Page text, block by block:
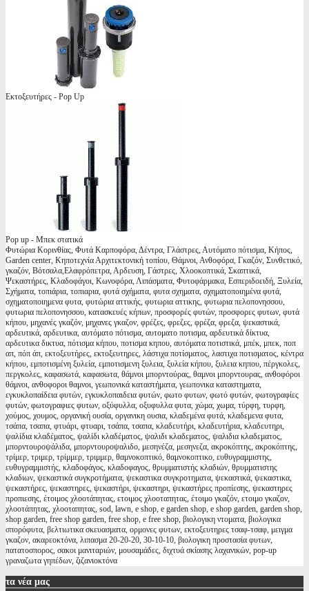
Εκτοξευτήρες - Pop Up
Pop up - Μπεκ στατικά
Φυτώρια Κορινθίας, Φυτά Καρποφόρα, Δέντρα, Γλάστρες, Αυτόματο πότισμα, Κήπος,
Garden center, Κηποτεχνία Αρχιτεκτονική τοπίου, Θάμνοι, Ανθοφόρα, Γκαζόν, Συνθετικό,
γκαζόν, Βότσαλα,Ελαφρόπετρα, Αρδευση, Γάστρες, Χλοοκοπτικά, Σκαπτικά,
Ψεκαστήρες, Κλαδοφάγοι, Κωνοφόρα, Λιπάσματα, Φυτοφάρμακα, Εσπεριδοειδή, Ξυλεία,
Σχήματα, τοπιάρια, τοπιαρια, φυτά σχήματα, φυτα σχηματα, σχηματοποιημένα φυτά,
σχηματοποιημενα φυτα, φυτώρια αττικής, φυτωρια αττικης, φυτωρια πελοπονησσου,
φυτωρια πελοπονησσου, κατασκευές κήπων, προσφορές φυτών, προσφορες φυτων, φυτά
κήπου, μηχανές γκαζόν, μηχανες γκαζον, φρέζες, φρεζες, φρέζα, φρεζα, ψεκαστικά,
αρδευτικά, αρδευτικα, αυτόματο πότισμα, αυτοματο ποτισμα, αρδευτικά δίκτυα,
αρδευτικα δικτυα, πότισμα κήπου, ποτισμα κηπου, αυτόματα ποτιστικά, μπέκ, μπεκ, ποπ
απ, πόπ άπ, εκτοξευτήρες, εκτοξευτηρες, λάστιχα ποτίσματος, λαστιχα ποτισματος, κέντρα
κήπου, εμποτισμένη ξυλεία, εμποτισμενη ξυλεια, ξυλεία κήπου, ξυλεια κηπου, πέργκολες,
περγκολες, καφασωτά, καφασωτα, θάμνοι μπορντούρας, θαμνοι μπορντουρας, ανθοφόροι
θάμνοι, ανθοφοροι θαμνοι, γεωπονικά καταστήματα, γεωπονικα καταστηματα,
εγκυκλοπαίδεια φυτών, εγκυκλοπαιδεια φυτών, φωτο φυτων, φωτό φυτών, φωτογραφίες
φυτών, φωτογραφιες φυτων, οξύφυλλα, οξυφυλλα φυτα, χώμα, χωμα, τύρφη, τυρφη,
χούμος, χουμος, οργανική ουσία, οργανικη ουσια, κλαδεμένα φυτά, κλαδεμενα φυτα,
τσάπα, τσαπα, φτυάρι, φτυαρι, τσάπα, τσαπα, κλαδευτήρι, κλαδευτήρια, κλαδευτηρι,
ψαλίδια κλαδέματος, ψαλίδι κλαδέματος, ψαλιδι κλαδεματος, ψαλιδια κλαδεματος,
μπορντουροψάλιδα, μπορντουροψαλιδο, μεσηνέζα, μεσηνεζα, ακροκόπτης, ακροκόπτης,
τρίμερ, τριμερ, τρίμμερ, τριμμερ, θαμνοκοπτικό, θαμνοκοπτικο, ευθυγραμμιστης,
ευθυγραμμιστής, κλαδοφάγος, κλαδοφαγος, θρυμματιστής κλαδιών, θρυμματιστης
κλαδιων, ψεκαστικά συγκροτήματα, ψεκαστικα συγκροτηματα, ψεκαστικά, ψεκαστικα,
ψεκαστήρες, ψεκαστηρες, ψεκαστήρι, ψεκαστηρι, ψεκαστήρες προπίεσης, ψεκαστηρες
προπιεσης, έτοιμος χλοοτάπητας, ετοιμος χλοοταπητας, έτοιμο γκαζόν, ετοιμο γκαζον,
χλοοτάπητας, χλοοταπητας, sod, lawn, e shop, e garden shop, e shop garden, garden shop,
shop garden, free shop garden, free shop, e free shop, βιολογικη ντοματα, βιολογικα
σπορόφυτα, βελτιωτικα σκευασματα, ορμονες φυτων, εκτοξευτηρες τσαφ-τσαφ, μειγμα
γκαζον, ακαρεοκτόνα, λιπασμα 20-20-20, 30-10-10, βιολογικη προστασία φυτων,
πατατοσπορος, σακοι μανιταριών, μουσαμάδες, διχτυά σκίασης λαχανικών, pop-up
γραναζωτα γηπέδων, ζιζανιοκτόνα
τα νέα μας